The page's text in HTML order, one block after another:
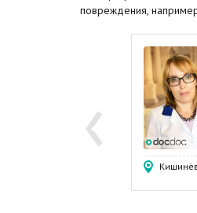
повреждения,
‹